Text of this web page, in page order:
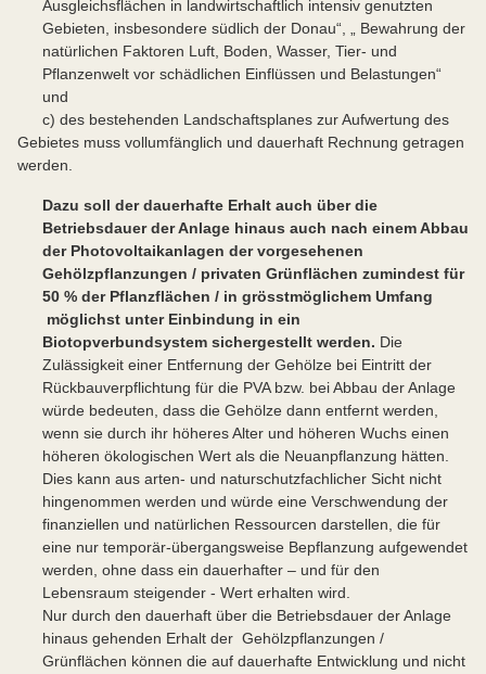
Ausgleichsflächen in landwirtschaftlich intensiv genutzten
Gebieten, insbesondere südlich der Donau“, „ Bewahrung der
natürlichen Faktoren Luft, Boden, Wasser, Tier- und
Pflanzenwelt vor schädlichen Einflüssen und Belastungen“
und
c) des bestehenden Landschaftsplanes zur Aufwertung des
Gebietes muss vollumfänglich und dauerhaft Rechnung getragen
werden.
Dazu soll der dauerhafte Erhalt auch über die
Betriebsdauer der Anlage hinaus auch nach einem Abbau
der Photovoltaikanlagen der vorgesehenen
Gehölzpflanzungen / privaten Grünflächen zumindest für
50 % der Pflanzflächen / in grösstmöglichem Umfang
möglichst unter Einbindung in ein
Biotopverbundsystem sichergestellt werden. Die
Zulässigkeit einer Entfernung der Gehölze bei Eintritt der
Rückbauverpflichtung für die PVA bzw. bei Abbau der Anlage
würde bedeuten, dass die Gehölze dann entfernt werden,
wenn sie durch ihr höheres Alter und höheren Wuchs einen
höheren ökologischen Wert als die Neuanpflanzung hätten.
Dies kann aus arten- und naturschutzfachlicher Sicht nicht
hingenommen werden und würde eine Verschwendung der
finanziellen und natürlichen Ressourcen darstellen, die für
eine nur temporär-übergangsweise Bepflanzung aufgewendet
werden, ohne dass ein dauerhafter – und für den
Lebensraum steigender - Wert erhalten wird.
Nur durch den dauerhaft über die Betriebsdauer der Anlage
hinaus gehenden Erhalt der Gehölzpflanzungen /
Grünflächen können die auf dauerhafte Entwicklung und nicht